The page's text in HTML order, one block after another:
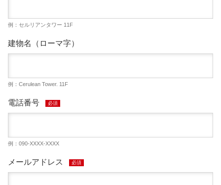
例：セルリアンタワー 11F
建物名（ローマ字）
例：Cerulean Tower. 11F
電話番号 必須
例：090-XXXX-XXXX
メールアドレス 必須